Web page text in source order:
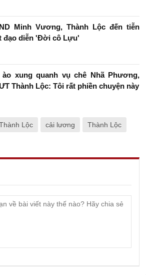
Minh Vương, Thành Lộc đến tiễn
đạo diễn 'Đời cô Lựu'
ào xung quanh vụ chê Nhã Phương,
Thành Lộc: Tôi rất phiền chuyện này
Lộc cải lương Thành Lộc